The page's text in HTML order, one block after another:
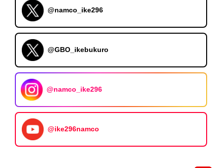
@namco_ike296
@GBO_ikebukuro
@namco_ike296
@ike296namco